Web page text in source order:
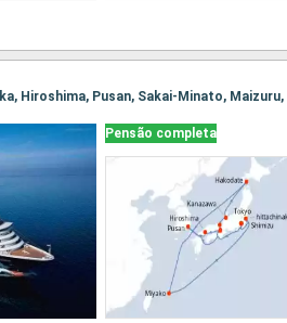
Pensão completa